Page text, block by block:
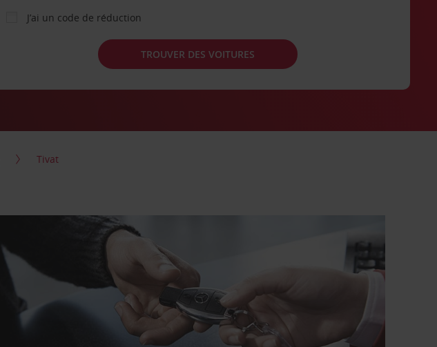
J’ai un code de réduction
TROUVER DES VOITURES
Tivat